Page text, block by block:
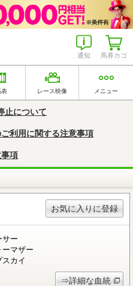
馬券カゴ
通知
表 レース映像 メニュー
止について
利用に関する注意事項
項
お気に入りに登録
サー
ーマザー
カイ
⇒詳細な血統